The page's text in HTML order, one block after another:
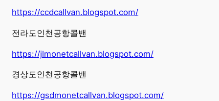
https://ccdcallvan.blogspot.com/
전라도인천공항콜밴
https://jlmonetcallvan.blogspot.com/
경상도인천공항콜밴
https://gsdmonetcallvan.blogspot.com/